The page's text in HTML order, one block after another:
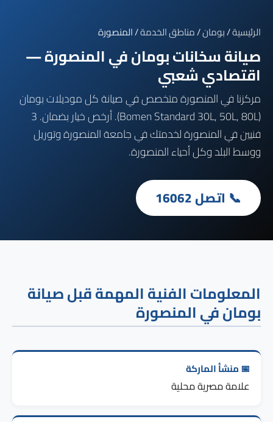
الرئيسية/بومان/مناطق الخدمة/ المنصورة
صيانة سخانات بومان في المنصورة —
اقتصادي شعبي
مركزنا في المنصورة متخصص في صيانة كل موديلات بومان
(Bomen Standard 30L, 50L, 80L). أرخص خيار بضمان. 3
فنيين في المنصورة لخدمتك في جامعة المنصورة وتوريل
ووسط البلد وكل أحياء المنصورة.
📞 اتصل 16062
المعلومات الفنية المهمة قبل صيانة
بومان في المنصورة
📅 منشأ الماركة
علامة مصرية محلية